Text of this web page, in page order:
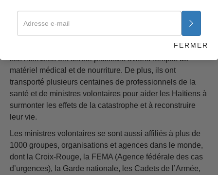
Également, lors de la catastrophe provoquée par le
tremblement de terre à Haïti, l’Église de Scientology et
ses membres ont affrété plusieurs avions remplis de
matériel médical et de nourriture. De plus, ils ont
transporté plusieurs centaines de professionnels de la
santé et de ministres volontaires pour aider les Haïtiens à
surmonter les effets de la catastrophe et à reconstruire
leur vie.
Les ministres volontaires se sont aussi affiliés à plus de
1000 groupes, organisations et agences dans le monde,
dont la Croix-Rouge, la FEMA (Agence fédérale des cas
d’urgences), la Garde nationale, les Cadets de l’Armée,
FERMER